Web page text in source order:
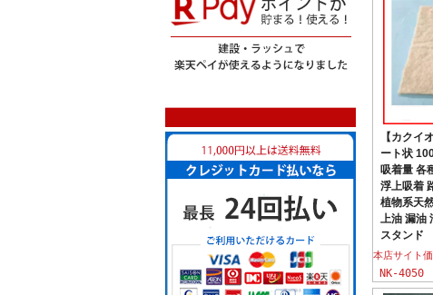
【カクイ
ート状
吸着量 各
浮上吸着
植物系天
上油 漏油
スタンド
本店サイト価
NK-4050